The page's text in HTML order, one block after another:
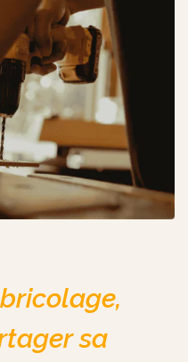
sa